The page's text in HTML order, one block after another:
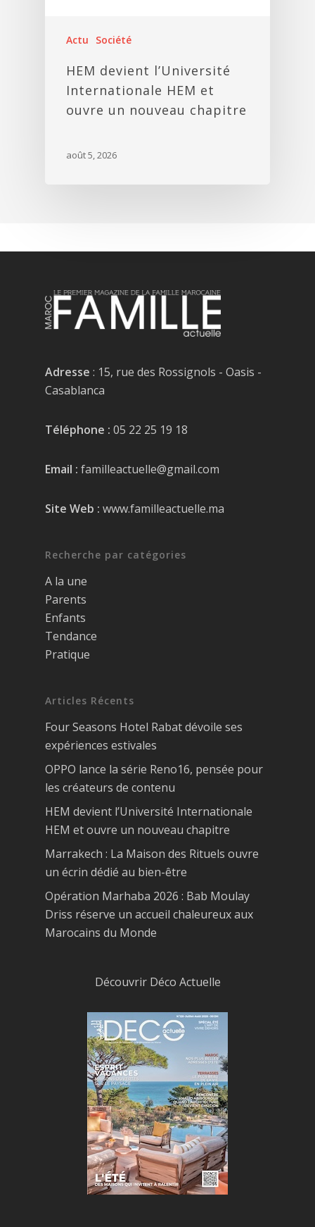
Actu Société
HEM devient l’Université
Internationale HEM et
ouvre un nouveau chapitre
août 5, 2026
Adresse : 15, rue des Rossignols - Oasis -
Casablanca
Téléphone : 05 22 25 19 18
Email : familleactuelle@gmail.com
Site Web : www.familleactuelle.ma
Recherche par catégories
A la une
Parents
Enfants
Tendance
Pratique
Articles Récents
Four Seasons Hotel Rabat dévoile ses
expériences estivales
OPPO lance la série Reno16, pensée pour
les créateurs de contenu
HEM devient l’Université Internationale
HEM et ouvre un nouveau chapitre
Marrakech : La Maison des Rituels ouvre
un écrin dédié au bien-être
Opération Marhaba 2026 : Bab Moulay
Driss réserve un accueil chaleureux aux
Marocains du Monde
Découvrir Déco Actuelle